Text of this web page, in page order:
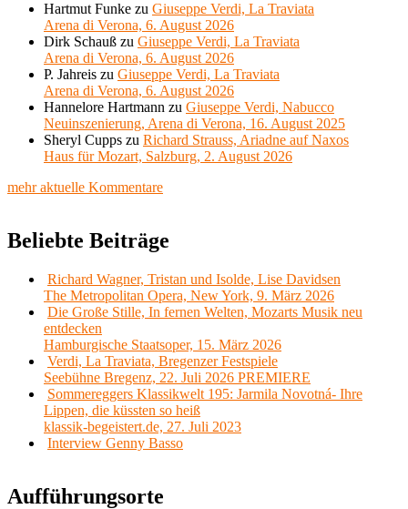
Hartmut Funke zu Giuseppe Verdi, La Traviata
Arena di Verona, 6. August 2026
Dirk Schauß zu Giuseppe Verdi, La Traviata
Arena di Verona, 6. August 2026
P. Jahreis zu Giuseppe Verdi, La Traviata
Arena di Verona, 6. August 2026
Hannelore Hartmann zu Giuseppe Verdi, Nabucco
Neuinszenierung, Arena di Verona, 16. August 2025
Sheryl Cupps zu Richard Strauss, Ariadne auf Naxos
Haus für Mozart, Salzburg, 2. August 2026
mehr aktuelle Kommentare
Beliebte Beiträge
Richard Wagner, Tristan und Isolde, Lise Davidsen
The Metropolitan Opera, New York, 9. März 2026
Die Große Stille, In fernen Welten, Mozarts Musik neu
entdecken
Hamburgische Staatsoper, 15. März 2026
Verdi, La Traviata, Bregenzer Festspiele
Seebühne Bregenz, 22. Juli 2026 PREMIERE
Sommereggers Klassikwelt 195: Jarmila Novotná- Ihre
Lippen, die küssten so heiß
klassik-begeistert.de, 27. Juli 2023
Interview Genny Basso
Aufführungsorte